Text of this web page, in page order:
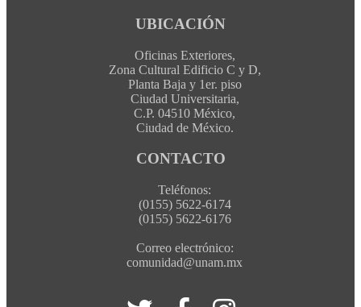
UBICACIÓN
Oficinas Exteriores,
Zona Cultural Edificio C y D,
Planta Baja y 1er. piso
Ciudad Universitaria,
C.P. 04510 México,
Ciudad de México.
CONTACTO
Teléfonos:
(0155) 5622-6174
(0155) 5622-6176
Correo electrónico:
comunidad@unam.mx